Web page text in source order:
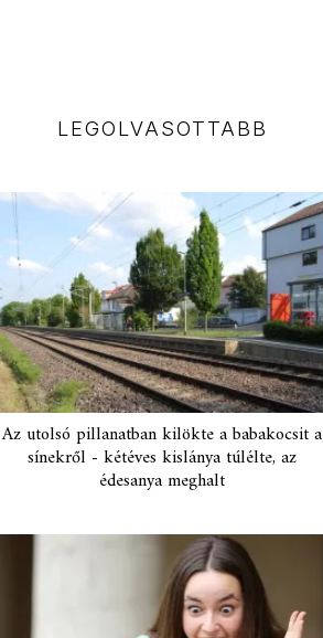
LEGOLVASOTTABB
Az utolsó pillanatban kilökte a babakocsit a
sínekről - kétéves kislánya túlélte, az
édesanya meghalt